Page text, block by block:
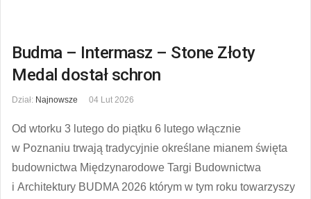
Budma – Intermasz – Stone Złoty
Medal dostał schron
Dział: Najnowsze 04 Lut 2026
Od wtorku 3 lutego do piątku 6 lutego włącznie
w Poznaniu trwają tradycyjnie określane mianem święta
budownictwa Międzynarodowe Targi Budownictwa
i Architektury BUDMA 2026 którym w tym roku towarzyszy